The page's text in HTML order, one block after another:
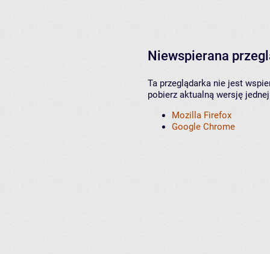
Niewspierana
Ta przeglądarka nie jest
pobierz aktualną wersję
Mozilla Firefox
Google Chrome